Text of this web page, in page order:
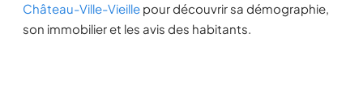
Château-Ville-Vieille pour découvrir sa démographie,
son immobilier et les avis des habitants.